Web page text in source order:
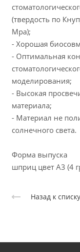
(твердость по
Mpa);
- Хорошая
- Оптимальная
моделирования;
- Высокая
материала;
- Материал не
солнечного света.
Форма выпуска
шприц цвет А3 (4
Назад к списку